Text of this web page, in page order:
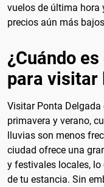
vuelos de última hora
precios aún más
¿Cuándo
para visitar
Visitar Ponta Delgada
primavera y verano,
lluvias son menos
ciudad ofrece una
y festivales locales,
de tu estancia. Sin